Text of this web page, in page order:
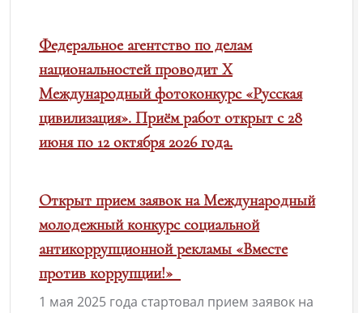
Федеральное агентство по делам
национальностей проводит X
Международный фотоконкурс «Русская
цивилизация». Приём работ открыт с 28
июня по 12 октября 2026 года.
Открыт прием заявок на Международный
молодежный конкурс социальной
антикоррупционной рекламы «Вместе
против коррупции!»
1 мая 2025 года стартовал прием заявок на